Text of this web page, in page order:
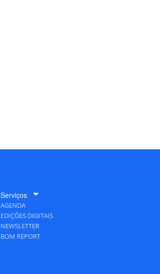
Serviços
AGENDA
EDIÇÕES DIGITAIS
NEWSLETTER
BOM REPORT